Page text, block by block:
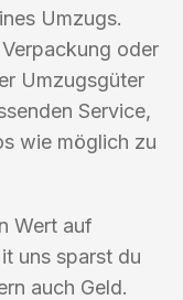
Umzugs.
oder
Umzugsgüter
Service,
wie möglich zu
Wert auf
uns sparst du
auch Geld.